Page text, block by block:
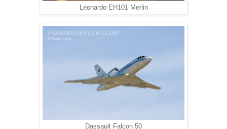
Leonardo EH101 Merlin
Dassault Falcon 50